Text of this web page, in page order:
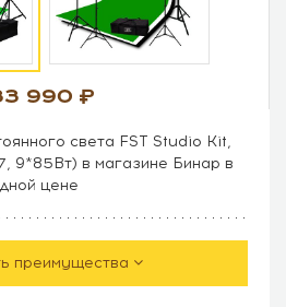
990
света FST Studio Kit,
9*85Вт) в магазине Бинар в
цене
преимущества